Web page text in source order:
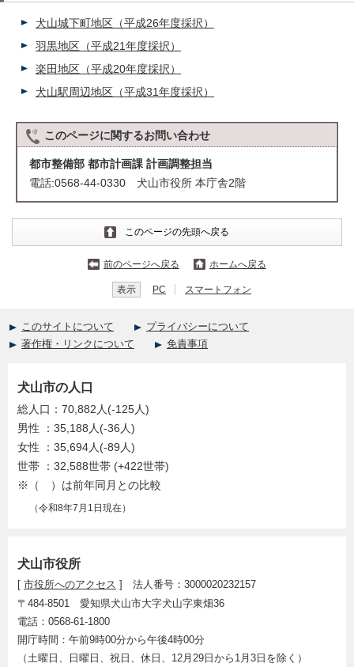
犬山城下町地区（平成26年度採択）
羽黒地区（平成21年度採択）
楽田地区（平成20年度採択）
犬山駅周辺地区（平成31年度採択）
このページに関するお問い合わせ
都市整備部 都市計画課 計画調整担当
電話:0568-44-0330 犬山市役所 本庁舎2階
このページの先頭へ戻る
前のページへ戻る ホームへ戻る
表示 PC スマートフォン
このサイトについて
プライバシーについて
著作権・リンクについて
免責事項
犬山市役所
[ 市役所へのアクセス ] 法人番号：3000020232157
〒484-8501 愛知県犬山市大字犬山字東畑36
電話：0568-61-1800
開庁時間：午前9時00分から午後4時00分
（土曜日、日曜日、祝日、休日、12月29日から1月3日を除く）
犬山市の人口
総人口：70,882人(-125人)
男性 ：35,188人(-36人)
女性 ：35,694人(-89人)
世帯 ：32,588世帯 (+422世帯)
※（ ）は前年同月との比較
（令和8年7月1日現在）